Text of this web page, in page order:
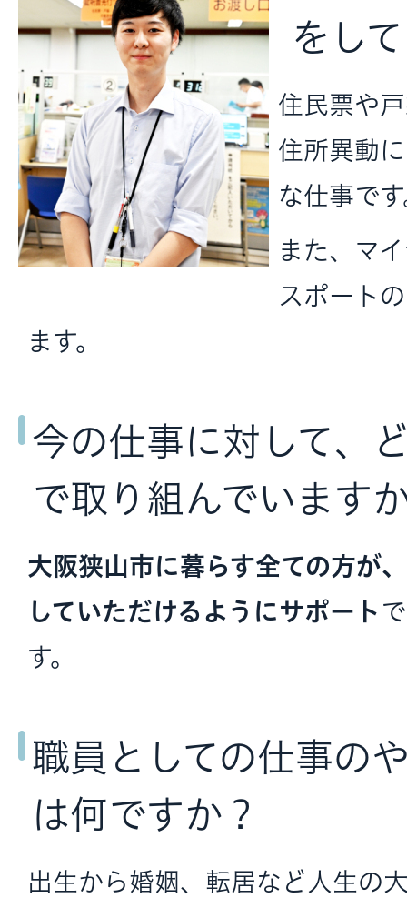
をし
住民票や
住所異動
な仕事で
また、マ
スポート
ます。
今の仕事に対して、
で取り組んでいます
大阪狭山市に暮らす全ての方が
していただけるようにサポート
す。
職員としての仕事の
は何ですか？
出生から婚姻、転居など人生の